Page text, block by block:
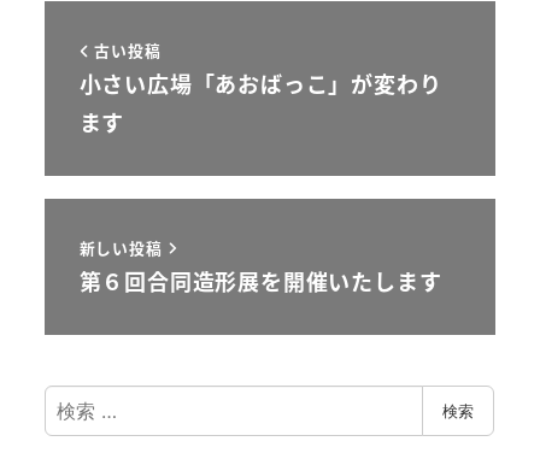
古い投稿
小さい広場「あおばっこ」が変わり
ます
新しい投稿
第６回合同造形展を開催いたします
検
索
検索